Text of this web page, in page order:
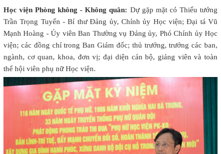
Học viện Phòng không - Không quân: Dự gặp mặt có Thiếu tướng
Trần Trọng Tuyến - Bí thư Đảng ủy, Chính ủy Học viện; Đại tá Vũ
Mạnh Hoàng - Ủy viên Ban Thường vụ Đảng ủy, Phó Chính ủy Học
viện; các đồng chí trong Ban Giám đốc; thủ trưởng, trưởng các ban,
ngành, cơ quan, khoa, đơn vị; đại diện cán bộ, giảng viên và toàn
thể hội viên phụ nữ Học viện.